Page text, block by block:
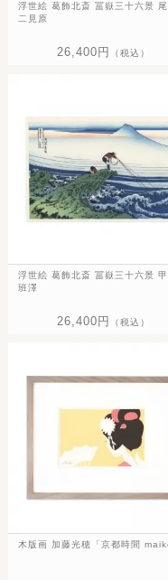
浮世絵 葛飾北斎 冨嶽三十六景 尾
二見原
26,400円 （税込）
浮世絵 葛飾北斎 冨嶽三十六景
班澤
26,400円 （税込）
木版画 加藤光穂「京都時間